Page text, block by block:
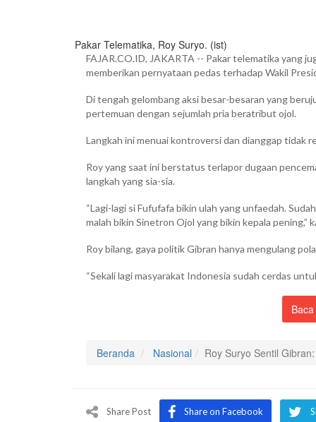
Pakar Telematika, Roy Suryo. (ist)
FAJAR.CO.ID, JAKARTA -- Pakar telematika yang
memberikan pernyataan pedas terhadap Wakil
Di tengah gelombang aksi besar-besaran yang
pertemuan dengan sejumlah pria beratribut ojol.
Langkah ini menuai kontroversi dan dianggap tidak
Roy yang saat ini berstatus terlapor dugaan
langkah yang sia-sia.
“Lagi-lagi si Fufufafa bikin ulah yang unfaedah.
malah bikin Sinetron Ojol yang bikin kepala pening,”
Roy bilang, gaya politik Gibran hanya mengulang
“Sekali lagi masyarakat Indonesia sudah cerdas
Beranda Nasional Roy Suryo Sentil
Share Post Share on Facebook